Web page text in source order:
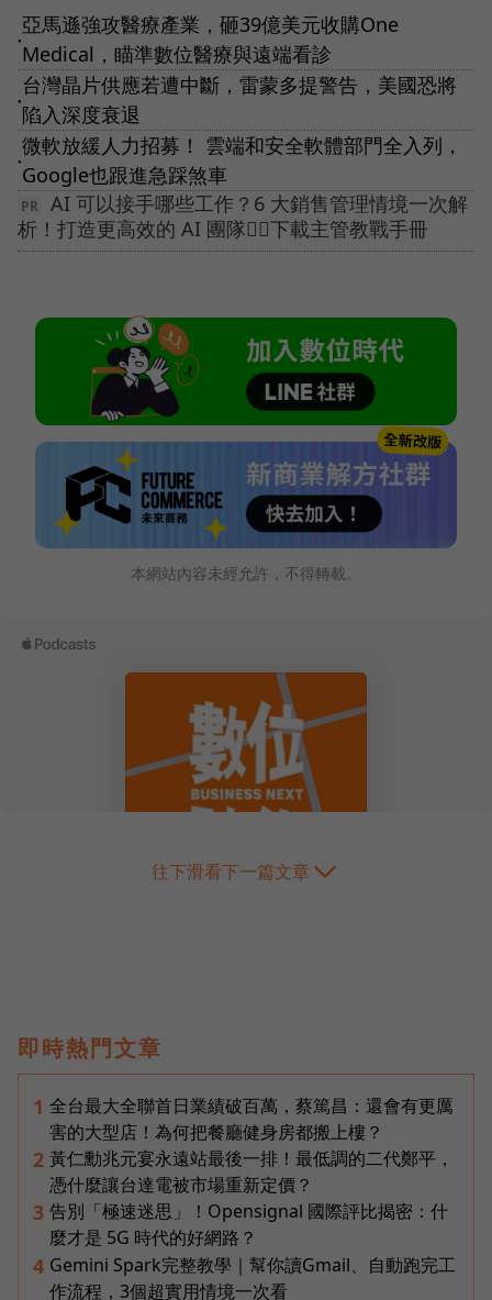
●
亞馬遜強攻醫療產業，砸39億美元收購One
Medical，瞄準數位醫療與遠端看診
●
台灣晶片供應若遭中斷，雷蒙多提警告，美國恐將
陷入深度衰退
●
微軟放緩人力招募！ 雲端和安全軟體部門全入列，
Google也跟進急踩煞車
AI 可以接手哪些工作？6 大銷售管理情境一次解
析！打造更高效的 AI 團隊👉🏻下載主管教戰手冊
本網站內容未經允許，不得轉載。
往下滑看下一篇文章
即時熱門文章
1 全台最大全聯首日業績破百萬，蔡篤昌：還會有更厲
害的大型店！為何把餐廳健身房都搬上樓？
2 黃仁勳兆元宴永遠站最後一排！最低調的二代鄭平，
憑什麼讓台達電被市場重新定價？
3 告別「極速迷思」！Opensignal 國際評比揭密：什
麼才是 5G 時代的好網路？
4 Gemini Spark完整教學｜幫你讀Gmail、自動跑完工
作流程，3個超實用情境一次看